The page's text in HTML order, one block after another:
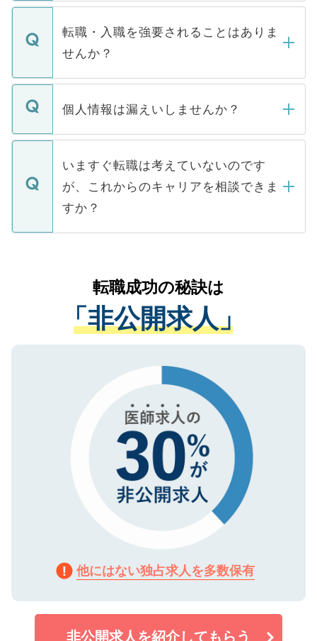
ます。通常、5営業日以内にはご連絡をせて
いただきますので、しばらくお待ちくださ
マイナビDOCTORで取り扱っている求人の
うち約3割は、Webサイトからご覧いただ
けない「非公開求人」です。非公開求人は
下記の理由によって、一般には公開してい
ません。
■応募殺到を避けるため 人気のある医療機
関を公にしてしまうと、応募が殺到する場
に、医療機関が求める条件に合った人材の
みを人材紹介会社に依頼するケースが増え
ています。
転職・入職を強要されることはありま
せんか？
転職・入職を強要することは一切ありませ
ん。また、仮に応募先から内定をいただい
定を承諾する必要はありません。内定先へ
の辞退の連絡はキャリアパートナーが行い
個人情報は漏えいしませんか？
個人情報が漏えいすることはありませんの
で、ご安心ください。当サイトからの登録
などで収集したご登録者様の個人情報は、
ご本人のキャリアアップおよび転職活動の
支援を目的に使用いたします。お預かりし
ているすべての個人データはご本人の許可
は、個人情報の取り扱いについての厳密な
管理基準を満たした事業者のみに付与され
る、プライバシーマークを取得済みです。
で、機密保持に関してもご安心ください。
いますぐ転職は考えていないのです
が、これからのキャリアを相談できま
すか？
かがいして、現在の医療機関の状況や紹介
経験をまじえながら、適切なアドバイスを
させていただきます。すぐにご転職をされ
ない方には、長期的なサポートが可能です
ので、まずはご登録ください。
転職成功の秘訣は
「非公開求人」
他にはない独占求人を多数保有
非公開求人を紹介してもらう